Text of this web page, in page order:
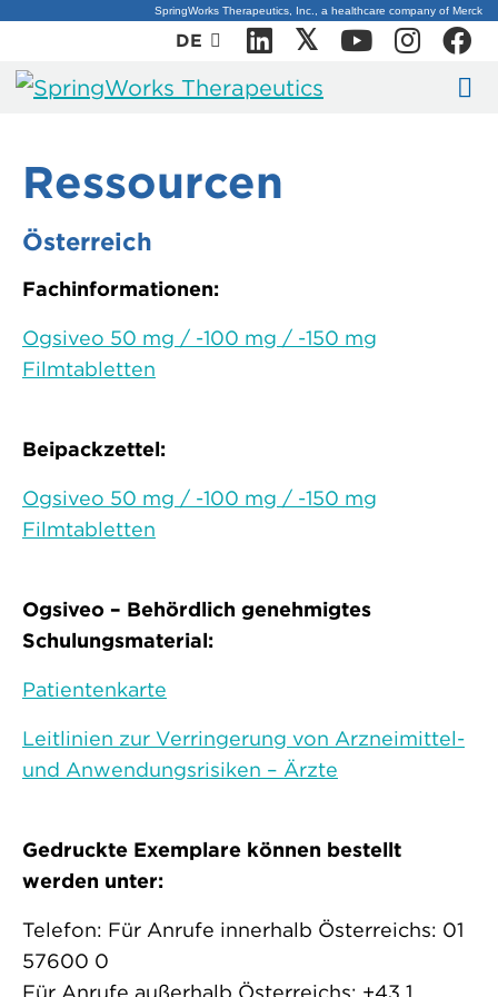
content
SpringWorks Therapeutics, Inc., a healthcare company of Merck
DE Linkedin
𝕏 Youtube
Ressourcen
Österreich
Fachinformationen:
Ogsiveo 50 mg / -100 mg / -150 mg
Filmtabletten
Beipackzettel:
Ogsiveo 50 mg / -100 mg / -150 mg
Filmtabletten
Ogsiveo – Behördlich genehmigtes
Schulungsmaterial:
Patientenkarte
Leitlinien zur Verringerung von Arzneimittel-
und Anwendungsrisiken – Ärzte
Gedruckte Exemplare können bestellt
werden unter:
Telefon: Für Anrufe innerhalb Österreichs: 01
57600 0
Für Anrufe außerhalb Österreichs: +43 1